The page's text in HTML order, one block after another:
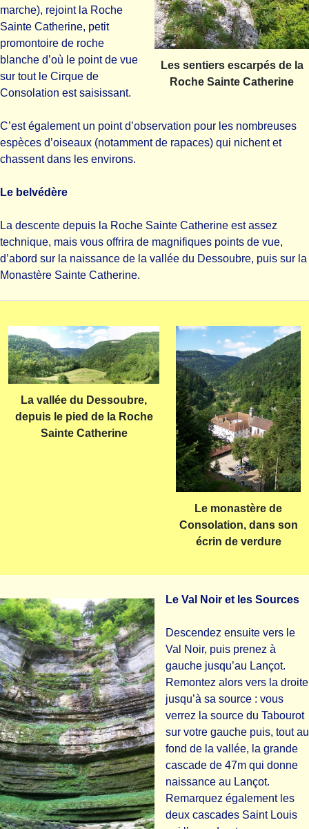
Les sentiers escarpés de la
Roche Sainte Catherine
marche), rejoint la Roche
Sainte Catherine, petit
promontoire de roche
blanche d’où le point de vue
sur tout le Cirque de
Consolation est saisissant.
C’est également un point d’observation pour les nombreuses
espèces d’oiseaux (notamment de rapaces) qui nichent et
chassent dans les environs.
Le belvédère
La descente depuis la Roche Sainte Catherine est assez
technique, mais vous offrira de magnifiques points de vue,
d’abord sur la naissance de la vallée du Dessoubre, puis sur la
Monastère Sainte Catherine.
La vallée du Dessoubre,
depuis le pied de la Roche
Sainte Catherine
Le monastère de
Consolation, dans son
écrin de verdure
Le Val Noir et les Sources
Descendez ensuite vers le
Val Noir, puis prenez à
gauche jusqu’au Lançot.
Remontez alors vers la droite
jusqu’à sa source : vous
verrez la source du Tabourot
sur votre gauche puis, tout au
fond de la vallée, la grande
cascade de 47m qui donne
naissance au Lançot.
Remarquez également les
deux cascades Saint Louis